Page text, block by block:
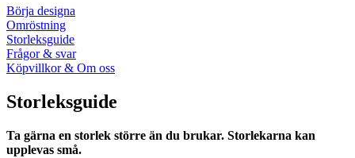
Börja designa
Omröstning
Storleksguide
Frågor & svar
Köpvillkor & Om oss
Storleksguide
Ta gärna en storlek större än du brukar. Storlekarna kan
upplevas små.